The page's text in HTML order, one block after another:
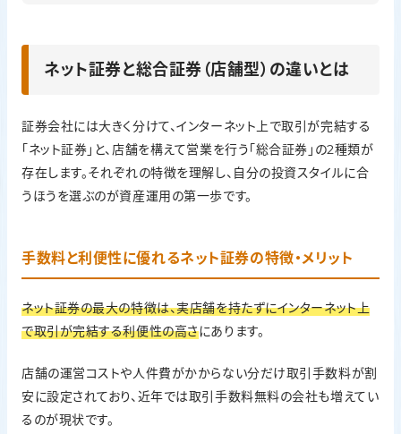
まとめ｜自分の投資スタイルに合った証券会社がおすすめ
ネット証券と総合証券（店舗型）の違いとは
証券会社には大きく分けて、インターネット上で取引が完結する
「ネット証券」と、店舗を構えて営業を行う「総合証券」の2種類が
存在します。それぞれの特徴を理解し、自分の投資スタイルに合
うほうを選ぶのが資産運用の第一歩です。
手数料と利便性に優れるネット証券の特徴・メリット
ネット証券の最大の特徴は、実店舗を持たずにインターネット上
で取引が完結する利便性の高さにあります。
店舗の運営コストや人件費がかからない分だけ取引手数料が割
安に設定されており、近年では取引手数料無料の会社も増えてい
るのが現状です。